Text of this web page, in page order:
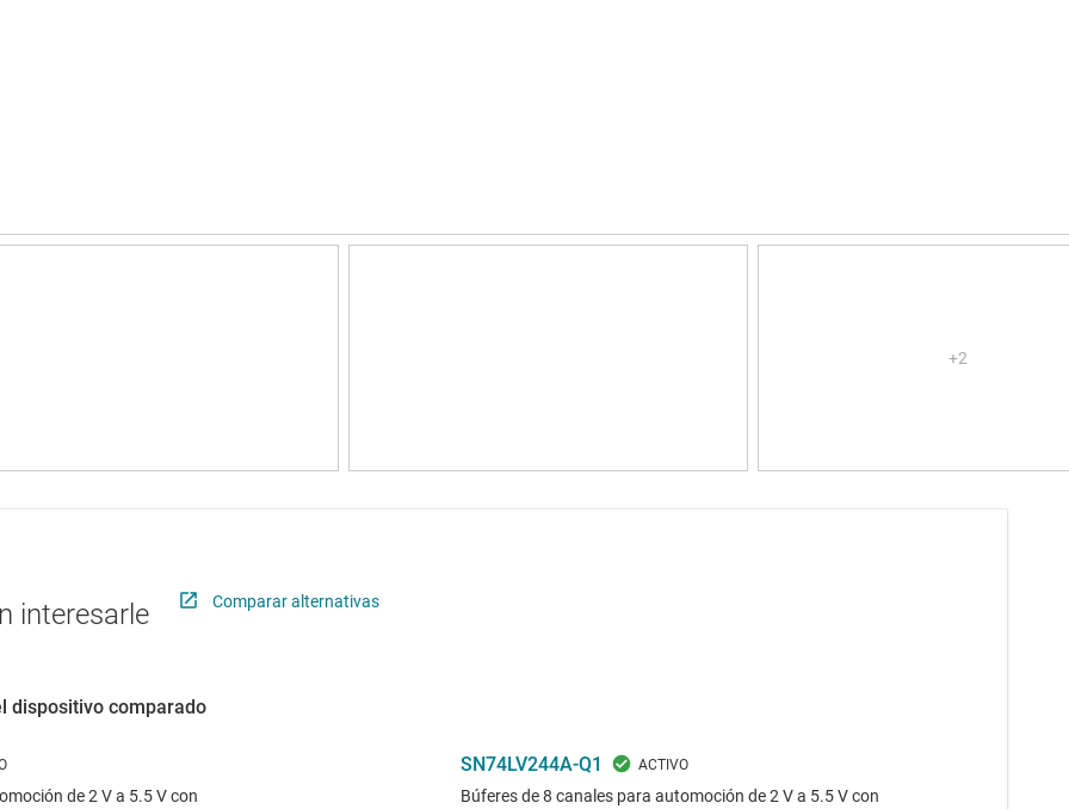
interesarle Comparar alternativas
dispositivo comparado
de 2 V a 5.5 V con
SN74LV244A-Q1
Búferes de 8 canales para automoción de 2 V a 5.5 V con